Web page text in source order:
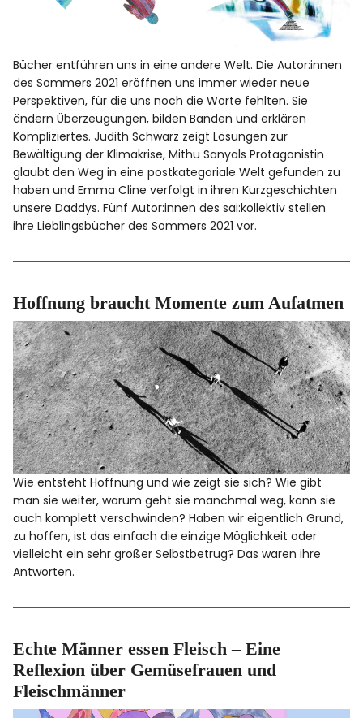
Bücher entführen uns in eine andere Welt. Die Autor:innen
des Sommers 2021 eröffnen uns immer wieder neue
Perspektiven, für die uns noch die Worte fehlten. Sie
ändern Überzeugungen, bilden Banden und erklären
Kompliziertes. Judith Schwarz zeigt Lösungen zur
Bewältigung der Klimakrise, Mithu Sanyals Protagonistin
glaubt den Weg in eine postkategoriale Welt gefunden zu
haben und Emma Cline verfolgt in ihren Kurzgeschichten
unsere Daddys. Fünf Autor:innen des sai:kollektiv stellen
ihre Lieblingsbücher des Sommers 2021 vor.
Hoffnung braucht Momente zum Aufatmen
Wie entsteht Hoffnung und wie zeigt sie sich? Wie gibt
man sie weiter, warum geht sie manchmal weg, kann sie
auch komplett verschwinden? Haben wir eigentlich Grund,
zu hoffen, ist das einfach die einzige Möglichkeit oder
vielleicht ein sehr großer Selbstbetrug? Das waren ihre
Antworten.
Echte Männer essen Fleisch – Eine
Reflexion über Gemüsefrauen und
Fleischmänner